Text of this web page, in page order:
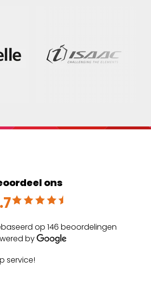
ons
met 4.7 uit 5
op 146 beoordelingen
by
service!